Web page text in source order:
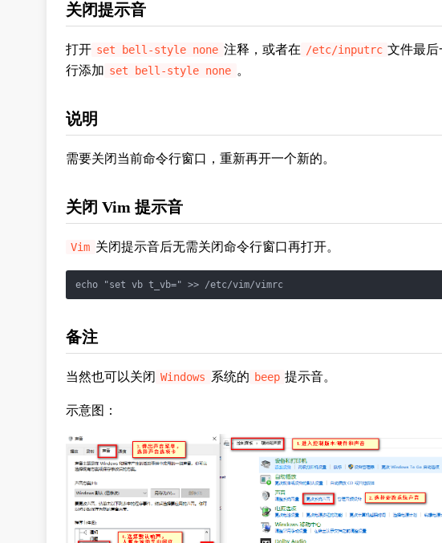
关闭提示音
打开 set bell-style none 注释，或者在 /etc/inputrc 文件最后
行添加 set bell-style none 。
说明
需要关闭当前命令行窗口，重新再开一个新的。
关闭 Vim 提示音
Vim 关闭提示音后无需关闭命令行窗口再打开。
echo "set vb t_vb=" >> /etc/vim/vimrc
备注
当然也可以关闭 Windows 系统的 beep 提示音。
示意图：